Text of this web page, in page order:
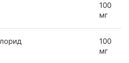
100
мг
100
мг